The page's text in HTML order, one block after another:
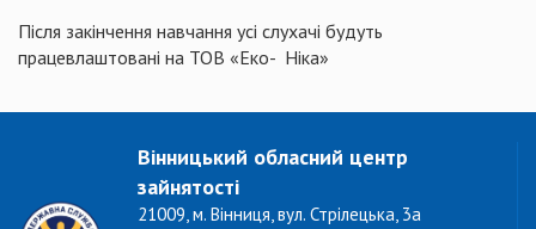
Після закінчення навчання усі слухачі будуть
працевлаштовані на ТОВ «Еко- Ніка»
Вінницький обласний центр
зайнятості
21009, м. Вінниця, вул. Стрілецька, 3а